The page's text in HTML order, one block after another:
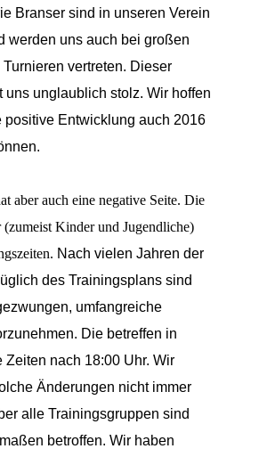
Branser sind in unseren Verein
werden uns auch bei großen
vertreten. Dieser
uns unglaublich stolz.Wir hoffen
positive Entwicklung auch 2016
aber auch eine negative Seite. Die
Kinder und Jugendliche)
Nach vielen Jahren der
des Trainingsplans sind
zwungen, umfangreiche
Die betreffen in
Zeiten nach 18:00 Uhr. Wir
Änderungen nicht immer
alle Trainingsgruppen sind
betroffen.Wir haben